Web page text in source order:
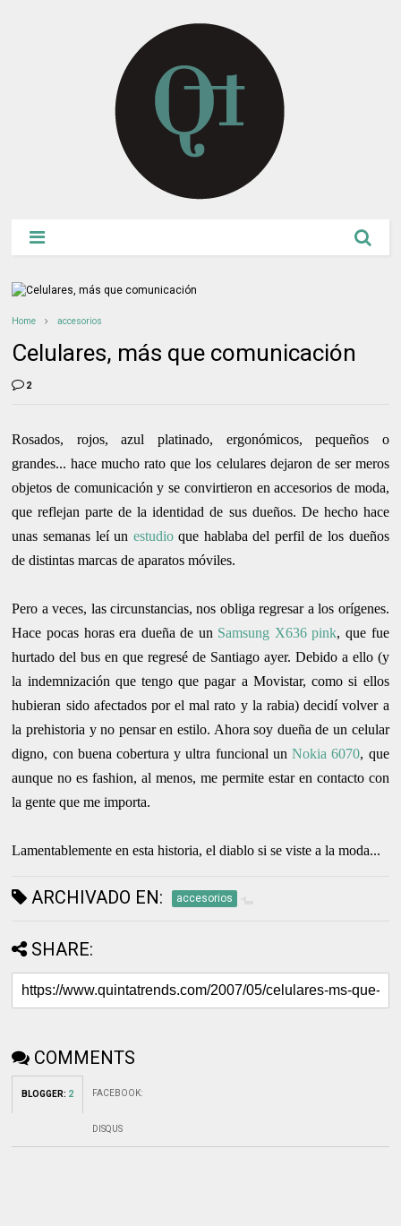
Home accesorios
Celulares, más que comunicación
2
Rosados, rojos, azul platinado, ergonómicos, pequeños o
grandes... hace mucho rato que los celulares dejaron de ser meros
objetos de comunicación y se convirtieron en accesorios de moda,
que reflejan parte de la identidad de sus dueños. De hecho hace
unas semanas leí un estudioque hablaba del perfil de los dueños
de distintas marcas de aparatos móviles.
Pero a veces, las circunstancias, nos obliga regresar a los orígenes.
Hace pocas horas era dueña de un Samsung X636 pink, que fue
hurtado del bus en que regresé de Santiago ayer. Debido a ello (y
la indemnización que tengo que pagar a Movistar, como si ellos
hubieran sido afectados por el mal rato y la rabia) decidí volver a
la prehistoria y no pensar en estilo. Ahora soy dueña de un celular
digno, con buena cobertura y ultra funcional unNokia 6070, que
aunque no es fashion, al menos, me permite estar en contacto con
la gente que me importa.
Lamentablemente en esta historia, el diablo si se viste a la moda...
ARCHIVADO EN: accesorios
SHARE:
COMMENTS
BLOGGER: 2 FACEBOOK:
DISQUS